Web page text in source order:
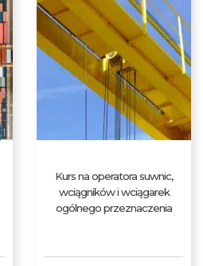
Kurs na operatora suwnic,
wciągników i wciągarek
ogólnego przeznaczenia